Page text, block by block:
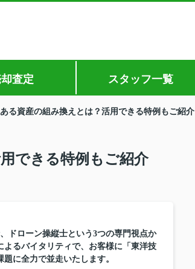
査定 スタッフ一覧
る資産の組み換えとは？活用できる特例もご紹介
できる特例もご紹介
ドローン操縦士という3つの専門視点か
るバイタリティで、お客様に「東洋技
に全力で並走いたします。